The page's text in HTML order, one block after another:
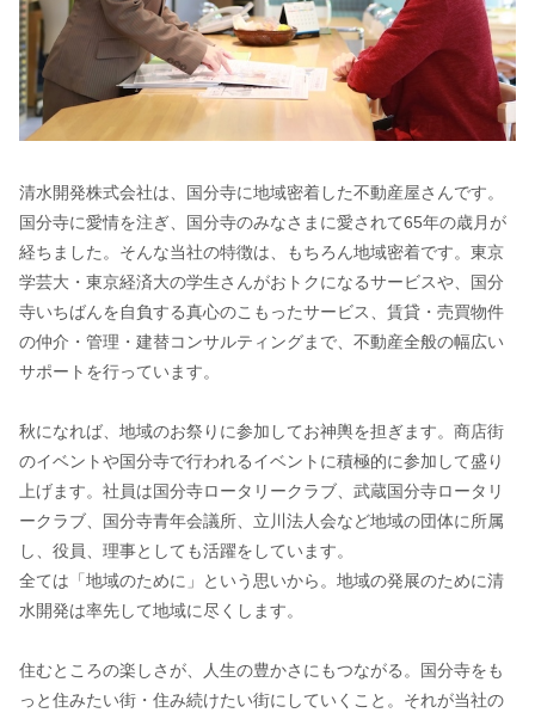
清水開発株式会社は、国分寺に地域密着した不動産屋さんです。
国分寺に愛情を注ぎ、国分寺のみなさまに愛されて65年の歳月が
経ちました。そんな当社の特徴は、もちろん地域密着です。東京
学芸大・東京経済大の学生さんがおトクになるサービスや、国分
寺いちばんを自負する真心のこもったサービス、賃貸・売買物件
の仲介・管理・建替コンサルティングまで、不動産全般の幅広い
サポートを行っています。
秋になれば、地域のお祭りに参加してお神輿を担ぎます。商店街
のイベントや国分寺で行われるイベントに積極的に参加して盛り
上げます。社員は国分寺ロータリークラブ、武蔵国分寺ロータリ
ークラブ、国分寺青年会議所、立川法人会など地域の団体に所属
し、役員、理事としても活躍をしています。
全ては「地域のために」という思いから。地域の発展のために清
水開発は率先して地域に尽くします。
住むところの楽しさが、人生の豊かさにもつながる。国分寺をも
っと住みたい街・住み続けたい街にしていくこと。それが当社の